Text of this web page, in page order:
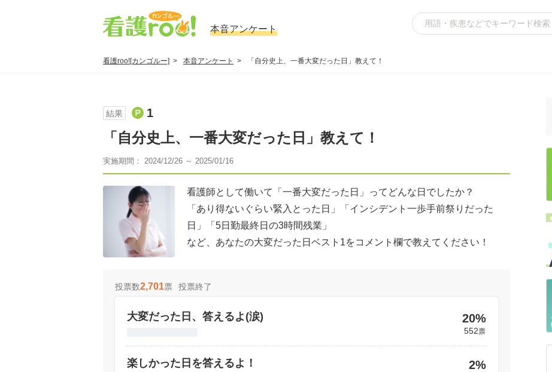
本音アンケート
看護roo![カンゴルー] 本音アンケート 「自分史上、一番大変だった日」教えて！
結果 1
「自分史上、一番大変だった日」教えて！
実施期間： 2024/12/26 ～ 2025/01/16
看護師として働いて「一番大変だった日」ってどんな日でしたか？
「あり得ないぐらい緊入とった日」「インシデント一歩手前祭りだった
日」「5日勤最終日の3時間残業」
など、あなたの大変だった日ベスト1をコメント欄で教えてください！
投票数2,701票 投票終了
大変だった日、答えるよ(涙) 20%
552票
楽しかった日を答えるよ！ 2%